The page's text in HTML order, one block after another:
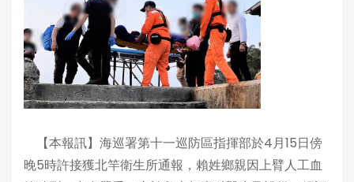
【本報訊】海巡署第十一巡防區指揮部於4月15日傍
晚5時許接獲北竿衛生所通報，賴姓鄉親因上臂人工血